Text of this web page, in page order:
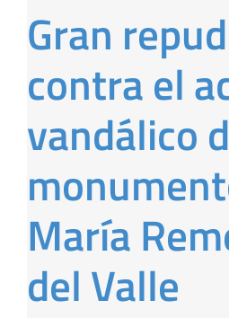
Actualidad
Hormigas…
… y Cigarras
Gran
contra el
vandálico
María
del Valle